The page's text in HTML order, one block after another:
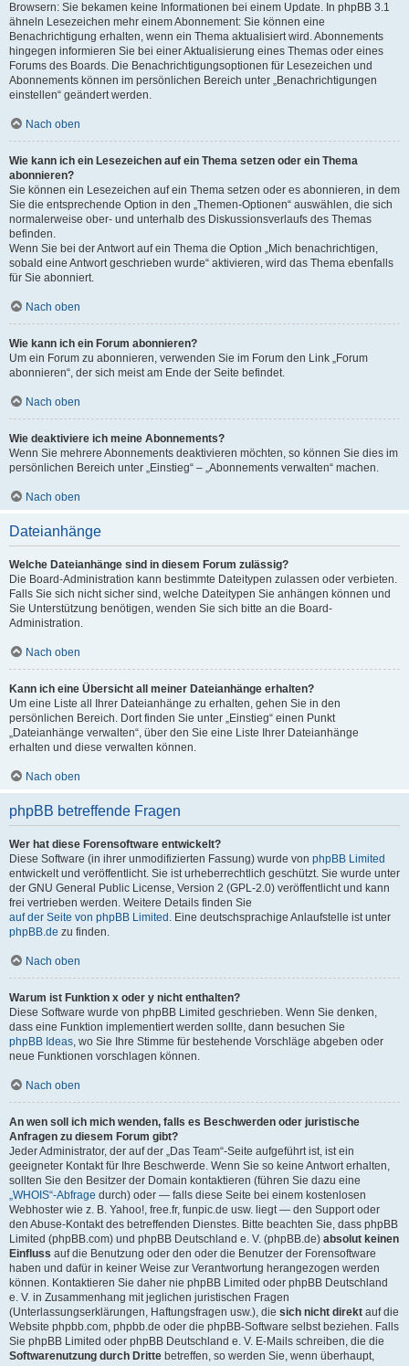
Browsern: Sie bekamen keine Informationen bei einem Update. In phpBB 3.1
ähneln Lesezeichen mehr einem Abonnement: Sie können eine
Benachrichtigung erhalten, wenn ein Thema aktualisiert wird. Abonnements
hingegen informieren Sie bei einer Aktualisierung eines Themas oder eines
Forums des Boards. Die Benachrichtigungsoptionen für Lesezeichen und
Abonnements können im persönlichen Bereich unter „Benachrichtigungen
einstellen“ geändert werden.
Nach oben
Wie kann ich ein Lesezeichen auf ein Thema setzen oder ein Thema
abonnieren?
Sie können ein Lesezeichen auf ein Thema setzen oder es abonnieren, in dem
Sie die entsprechende Option in den „Themen-Optionen“ auswählen, die sich
normalerweise ober- und unterhalb des Diskussionsverlaufs des Themas
befinden.
Wenn Sie bei der Antwort auf ein Thema die Option „Mich benachrichtigen,
sobald eine Antwort geschrieben wurde“ aktivieren, wird das Thema ebenfalls
für Sie abonniert.
Nach oben
Wie kann ich ein Forum abonnieren?
Um ein Forum zu abonnieren, verwenden Sie im Forum den Link „Forum
abonnieren“, der sich meist am Ende der Seite befindet.
Nach oben
Wie deaktiviere ich meine Abonnements?
Wenn Sie mehrere Abonnements deaktivieren möchten, so können Sie dies im
persönlichen Bereich unter „Einstieg“ – „Abonnements verwalten“ machen.
Nach oben
Dateianhänge
Welche Dateianhänge sind in diesem Forum zulässig?
Die Board-Administration kann bestimmte Dateitypen zulassen oder verbieten.
Falls Sie sich nicht sicher sind, welche Dateitypen Sie anhängen können und
Sie Unterstützung benötigen, wenden Sie sich bitte an die Board-
Administration.
Nach oben
Kann ich eine Übersicht all meiner Dateianhänge erhalten?
Um eine Liste all Ihrer Dateianhänge zu erhalten, gehen Sie in den
persönlichen Bereich. Dort finden Sie unter „Einstieg“ einen Punkt
„Dateianhänge verwalten“, über den Sie eine Liste Ihrer Dateianhänge
erhalten und diese verwalten können.
Nach oben
phpBB betreffende Fragen
Wer hat diese Forensoftware entwickelt?
Diese Software (in ihrer unmodifizierten Fassung) wurde von phpBB Limited
entwickelt und veröffentlicht. Sie ist urheberrechtlich geschützt. Sie wurde unter
der GNU General Public License, Version 2 (GPL-2.0) veröffentlicht und kann
frei vertrieben werden. Weitere Details finden Sie
auf der Seite von phpBB Limited . Eine deutschsprachige Anlaufstelle ist unter
phpBB.de zu finden.
Nach oben
Warum ist Funktion x oder y nicht enthalten?
Diese Software wurde von phpBB Limited geschrieben. Wenn Sie denken,
dass eine Funktion implementiert werden sollte, dann besuchen Sie
phpBB Ideas, wo Sie Ihre Stimme für bestehende Vorschläge abgeben oder
neue Funktionen vorschlagen können.
Nach oben
An wen soll ich mich wenden, falls es Beschwerden oder juristische
Anfragen zu diesem Forum gibt?
Jeder Administrator, der auf der „Das Team“-Seite aufgeführt ist, ist ein
geeigneter Kontakt für Ihre Beschwerde. Wenn Sie so keine Antwort erhalten,
sollten Sie den Besitzer der Domain kontaktieren (führen Sie dazu eine
„WHOIS“-Abfrage durch) oder — falls diese Seite bei einem kostenlosen
Webhoster wie z. B. Yahoo!, free.fr, funpic.de usw. liegt — den Support oder
den Abuse-Kontakt des betreffenden Dienstes. Bitte beachten Sie, dass phpBB
Limited (phpBB.com) und phpBB Deutschland e. V. (phpBB.de) absolut keinen
Einfluss auf die Benutzung oder den oder die Benutzer der Forensoftware
haben und dafür in keiner Weise zur Verantwortung herangezogen werden
können. Kontaktieren Sie daher nie phpBB Limited oder phpBB Deutschland
e. V. in Zusammenhang mit jeglichen juristischen Fragen
(Unterlassungserklärungen, Haftungsfragen usw.), die sich nicht direkt auf die
Website phpbb.com, phpbb.de oder die phpBB-Software selbst beziehen. Falls
Sie phpBB Limited oder phpBB Deutschland e. V. E-Mails schreiben, die die
Softwarenutzung durch Dritte betreffen, so werden Sie, wenn überhaupt,